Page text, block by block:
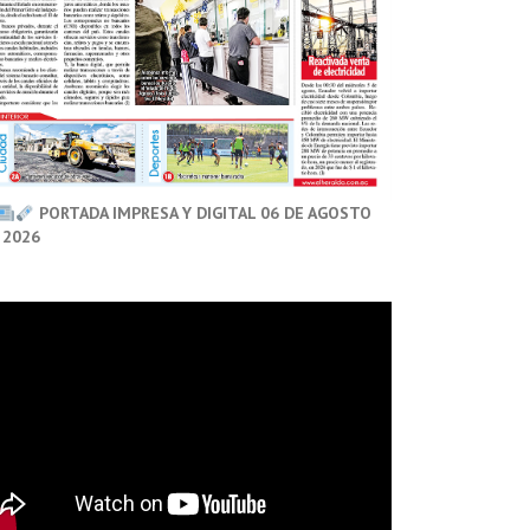
PORTADA IMPRESA Y DIGITAL 06 DE AGOSTO
2026